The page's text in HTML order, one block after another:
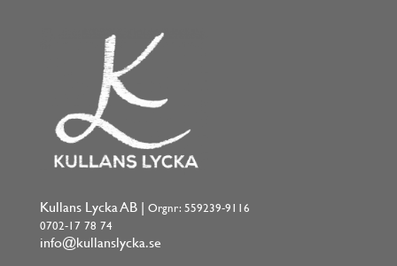
Kullans Lycka AB | Orgnr: 559239-9116
0702-17 78 74
info@kullanslycka.se